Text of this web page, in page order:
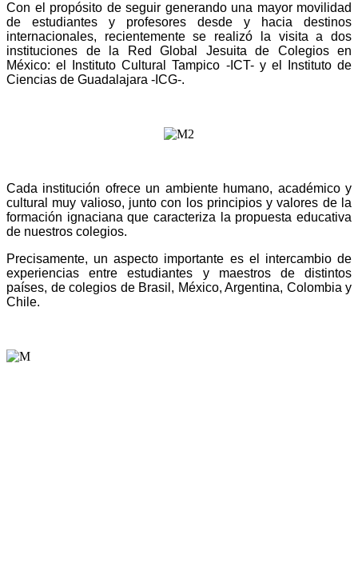
Con el propósito de seguir generando una mayor movilidad
de estudiantes y profesores desde y hacia destinos
internacionales, recientemente se realizó la visita a dos
instituciones de la Red Global Jesuita de Colegios en
México: el Instituto Cultural Tampico -ICT- y el Instituto de
Ciencias de Guadalajara -ICG-.
Cada institución ofrece un ambiente humano, académico y
cultural muy valioso, junto con los principios y valores de la
formación ignaciana que caracteriza la propuesta educativa
de nuestros colegios.
Precisamente, un aspecto importante es el intercambio de
experiencias entre estudiantes y maestros de distintos
países, de colegios de Brasil, México, Argentina, Colombia y
Chile.